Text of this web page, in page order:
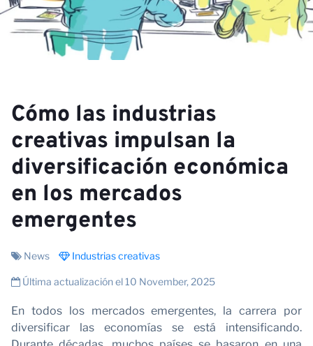
Cómo las industrias
creativas impulsan la
diversificación económica
en los mercados
emergentes
News Industrias creativas
Última actualización el 10 November, 2025
En todos los mercados emergentes, la carrera por
diversificar las economías se está intensificando.